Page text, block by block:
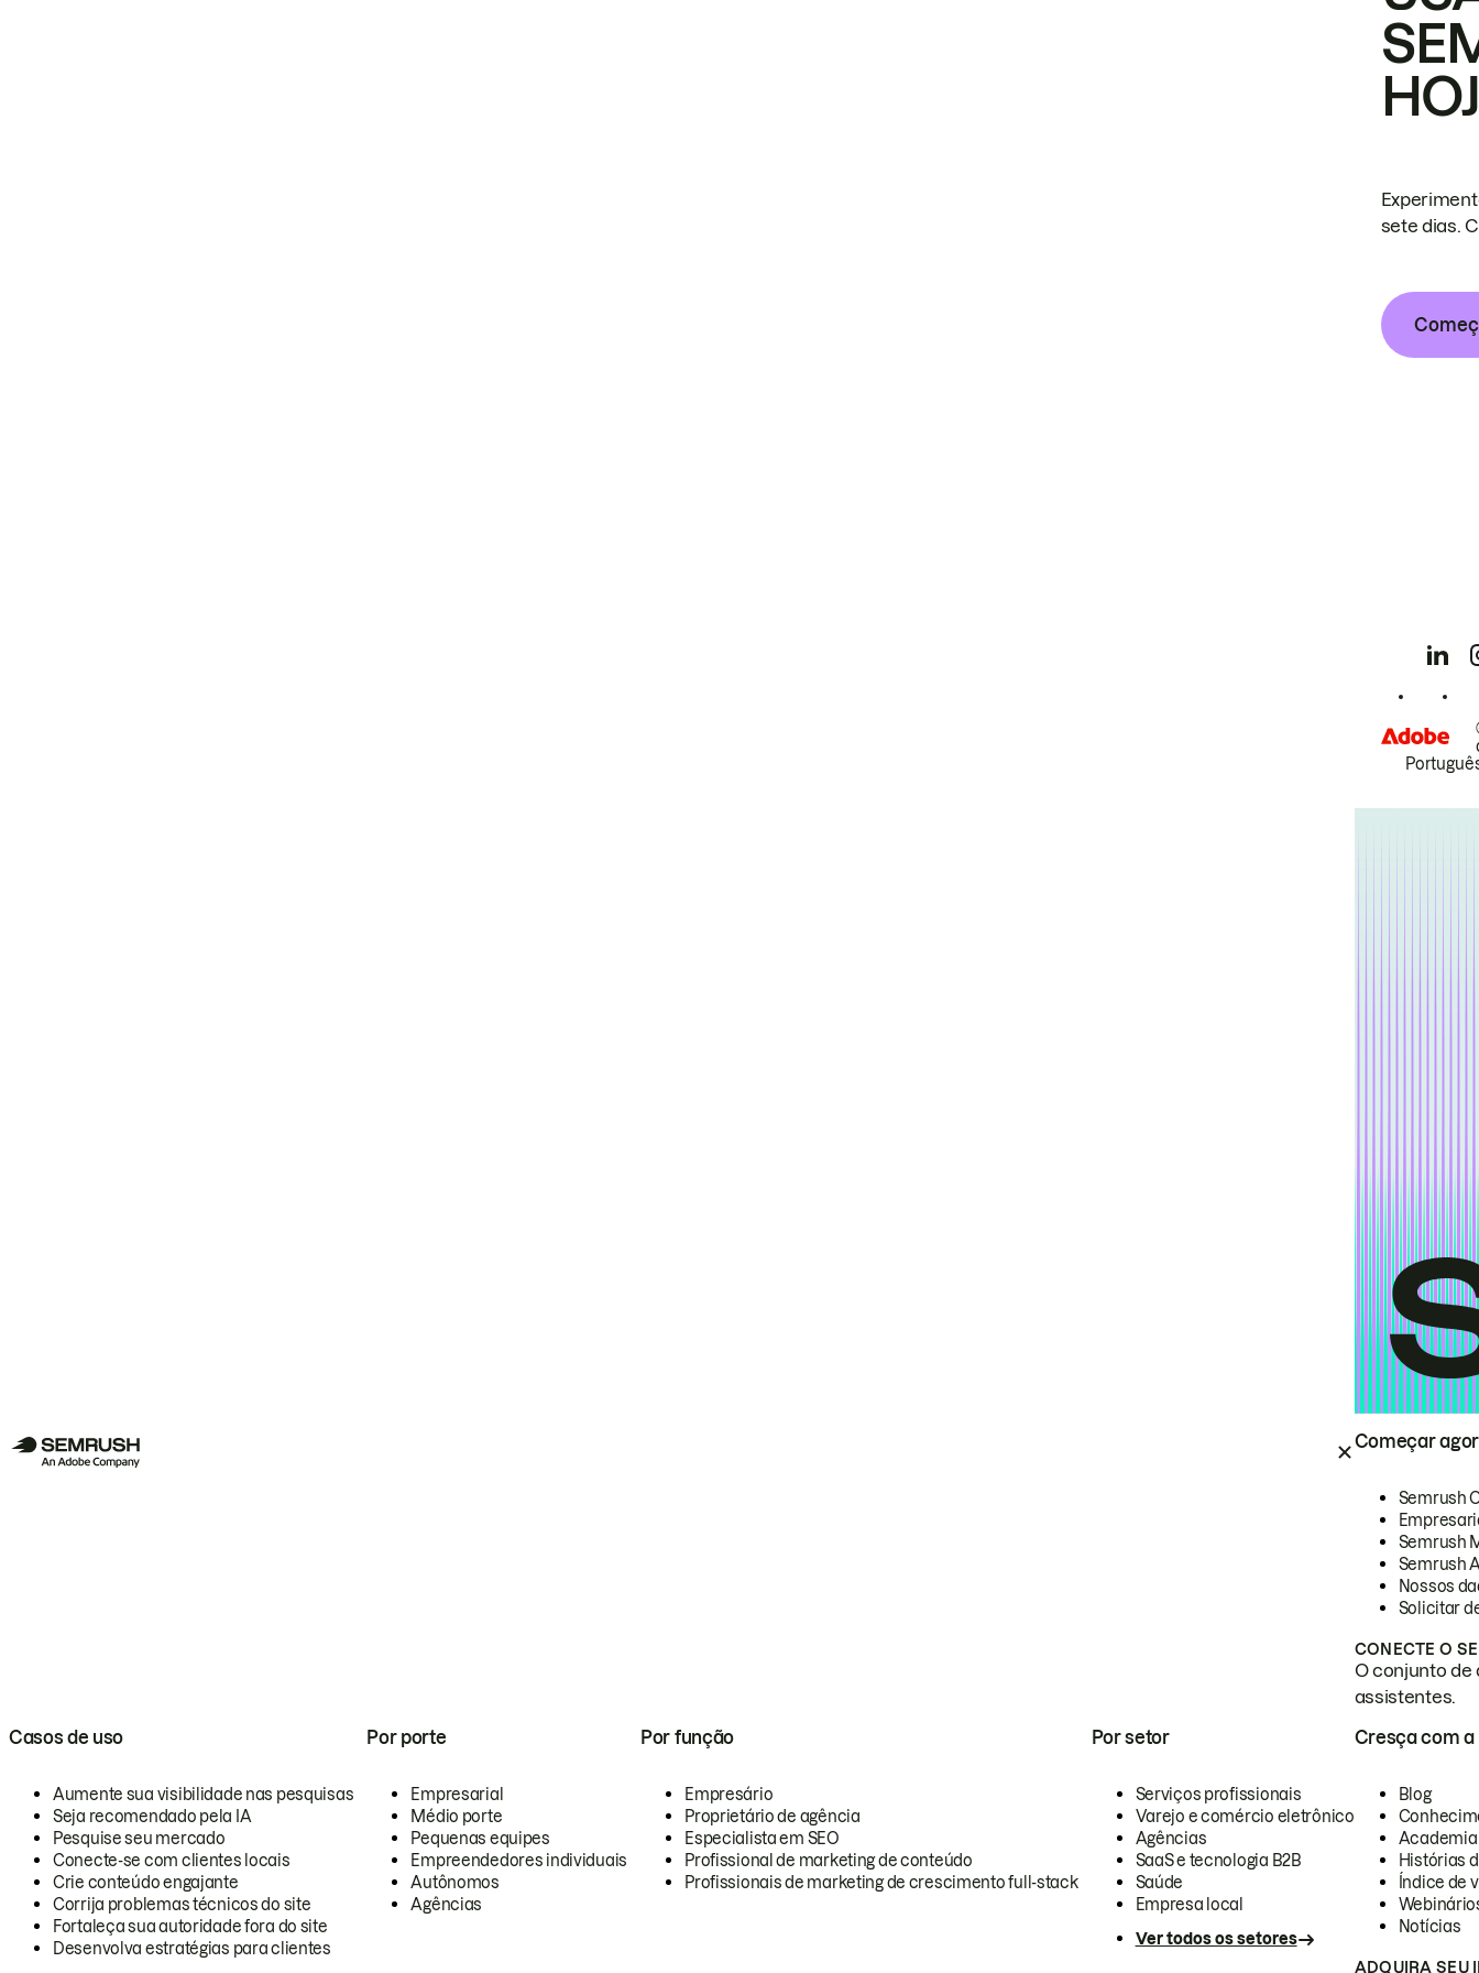
Começar
Semrush
Semrush
Semrush
Nossos
Solicitar
CONECTE O
O conjunto de
assistentes.
Casos de uso
Aumente sua visibilidade nas pesquisas
Seja recomendado pela IA
Pesquise seu mercado
Conecte-se com clientes locais
Crie conteúdo engajante
Corrija problemas técnicos do site
Fortaleça sua autoridade fora do site
Desenvolva estratégias para clientes
Por porte
Empresarial
Médio porte
Pequenas equipes
Empreendedores individuais
Autônomos
Agências
Por função
Empresário
Proprietário de agência
Especialista em SEO
Profissional de marketing de conteúdo
Profissionais de marketing de crescimento full-stack
Por setor
Serviços profissionais
Varejo e comércio eletrônico
Agências
SaaS e tecnologia B2B
Saúde
Empresa local
Ver todos os setores
Cresça com a
Blog
Academia
Histórias
Índice de
Notícias
ADQUIRA SEU
sete dias.